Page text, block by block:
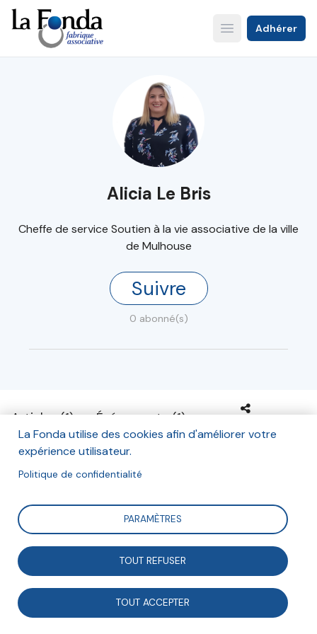
Aller
au
contenu
principal
Open main menu
Adhérer
Alicia Le Bris
Cheffe de service Soutien à la vie associative de la ville
de Mulhouse
Suivre
0 abonné(s)
Articles (1) Événements (1)
Alicia Le Bris
Cheffe de service Soutien à la vie
associative de la ville de
La Fonda utilise des cookies afin d'améliorer votre
expérience utilisateur.
Politique de confidentialité
PARAMÈTRES
TOUT REFUSER
TOUT ACCEPTER